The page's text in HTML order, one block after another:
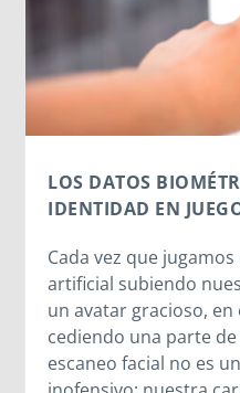
MORNESE EN
Mazzarello y
Entre la
testimonio vivo
compartida en
descubrieron